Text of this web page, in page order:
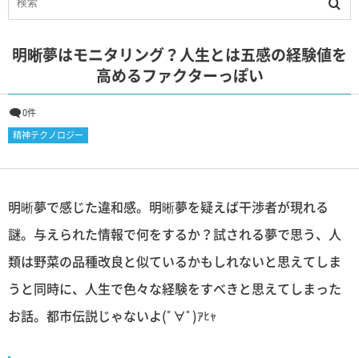
明晰夢はモニタリング？人生とは五感の経験値を
高めるファクターっぽい
0件
精神テクノロジー
明晰夢で感じた違和感。明晰夢を疑えば干渉者が現れる
謎。与えられた情報で何をするか？試される夢で思う、人
類は野菜の品種改良と似ているかもしれないと思えてしま
うと同時に、人生で色々な経験をすべきと思えてしまった
お話。都市伝説じゃないよ(ﾟ∀ﾟ)ｱﾋｬ